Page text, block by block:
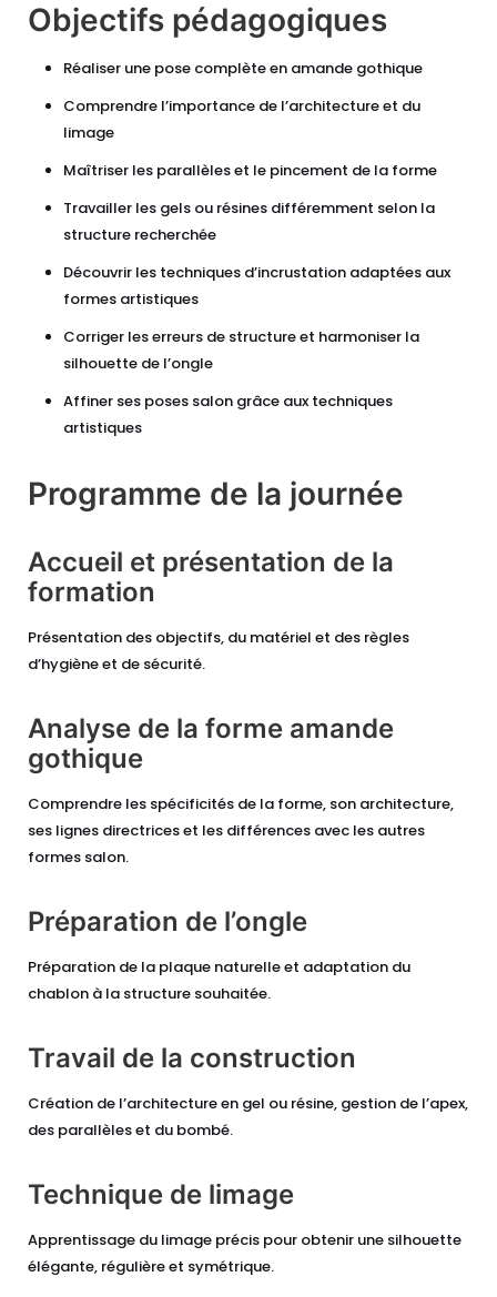
Objectifs pédagogiques
Réaliser une pose complète en amande gothique
Comprendre l’importance de l’architecture et du
limage
Maîtriser les parallèles et le pincement de la forme
Travailler les gels ou résines différemment selon la
structure recherchée
Découvrir les techniques d’incrustation adaptées aux
formes artistiques
Corriger les erreurs de structure et harmoniser la
silhouette de l’ongle
Affiner ses poses salon grâce aux techniques
artistiques
Programme de la journée
Accueil et présentation de la
formation
Présentation des objectifs, du matériel et des règles
d’hygiène et de sécurité.
Analyse de la forme amande
gothique
Comprendre les spécificités de la forme, son architecture,
ses lignes directrices et les différences avec les autres
formes salon.
Préparation de l’ongle
Préparation de la plaque naturelle et adaptation du
chablon à la structure souhaitée.
Travail de la construction
Création de l’architecture en gel ou résine, gestion de l’apex,
des parallèles et du bombé.
Technique de limage
Apprentissage du limage précis pour obtenir une silhouette
élégante, régulière et symétrique.